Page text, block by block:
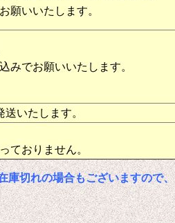
願いいたします。
みでお願いいたします。
いたします。
ておりません。
庫切れの場合もございますので、